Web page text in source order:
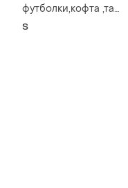
футболки,кофта ,та
спортивіні штани lc
S